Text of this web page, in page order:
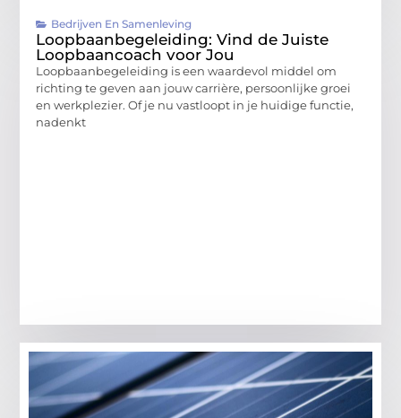
Bedrijven En Samenleving
Loopbaanbegeleiding: Vind de Juiste
Loopbaancoach voor Jou
Loopbaanbegeleiding is een waardevol middel om
richting te geven aan jouw carrière, persoonlijke groei
en werkplezier. Of je nu vastloopt in je huidige functie,
nadenkt